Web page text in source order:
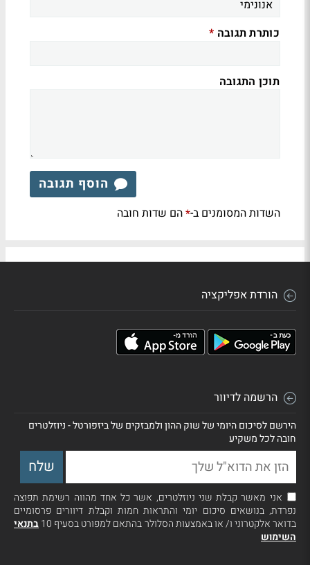
כותרת תגובה *
תוכן התגובה
הוסף תגובה
השדות המסומנים ב-*הם שדות חובה
הורדת אפליקציה
הרשמה לדיוור
הירשם לסיכום היומי של שוק ההון ולמבזקים של ביזפורטל - ניוזלטרים
חובה לכל משקיע
אני מאשר קבלת שני ניוזלטרים, אשר כל אחד מהווה רשימת תפוצה
נפרדת, בנושאים סיכום יומי והתראות חמות וקבלת דיוורים פרסומיים
בדואר אלקטרוני ו/ או באמצעות הסלולר בהתאם למפורט בסעיף 10
בתנאי
השימוש